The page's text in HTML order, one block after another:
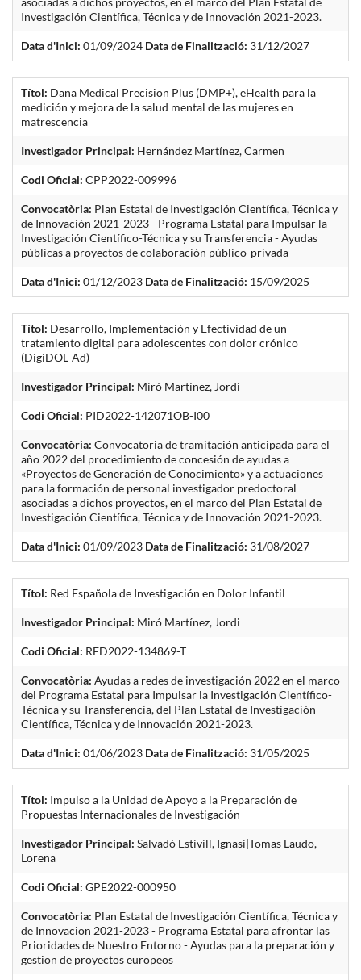
Investigación Científica, Técnica y de Innovación 2021-2023.
Data d'Inici: 01/09/2024 Data de Finalització: 31/12/2027
Títol: Dana Medical Precision Plus (DMP+), eHealth para la
medición y mejora de la salud mental de las mujeres en
matrescencia
Investigador Principal: Hernández Martínez, Carmen
Codi Oficial: CPP2022-009996
Convocatòria: Plan Estatal de Investigación Científica, Técnica y
de Innovación 2021-2023 - Programa Estatal para Impulsar la
Investigación Científico-Técnica y su Transferencia - Ayudas
públicas a proyectos de colaboración público-privada
Data d'Inici: 01/12/2023 Data de Finalització: 15/09/2025
Títol: Desarrollo, Implementación y Efectividad de un
tratamiento digital para adolescentes con dolor crónico
(DigiDOL-Ad)
Investigador Principal: Miró Martínez, Jordi
Codi Oficial: PID2022-142071OB-I00
Convocatòria: Convocatoria de tramitación anticipada para el
año 2022 del procedimiento de concesión de ayudas a
«Proyectos de Generación de Conocimiento» y a actuaciones
para la formación de personal investigador predoctoral
asociadas a dichos proyectos, en el marco del Plan Estatal de
Investigación Científica, Técnica y de Innovación 2021-2023.
Data d'Inici: 01/09/2023 Data de Finalització: 31/08/2027
Títol: Red Española de Investigación en Dolor Infantil
Investigador Principal: Miró Martínez, Jordi
Codi Oficial: RED2022-134869-T
Convocatòria: Ayudas a redes de investigación 2022 en el marco
del Programa Estatal para Impulsar la Investigación Científico-
Técnica y su Transferencia, del Plan Estatal de Investigación
Científica, Técnica y de Innovación 2021-2023.
Data d'Inici: 01/06/2023 Data de Finalització: 31/05/2025
Títol: Impulso a la Unidad de Apoyo a la Preparación de
Propuestas Internacionales de Investigación
Investigador Principal: Salvadó Estivill, Ignasi|Tomas Laudo,
Lorena
Codi Oficial: GPE2022-000950
Convocatòria: Plan Estatal de Investigación Científica, Técnica y
de Innovacion 2021-2023 - Programa Estatal para afrontar las
Prioridades de Nuestro Entorno - Ayudas para la preparación y
gestion de proyectos europeos